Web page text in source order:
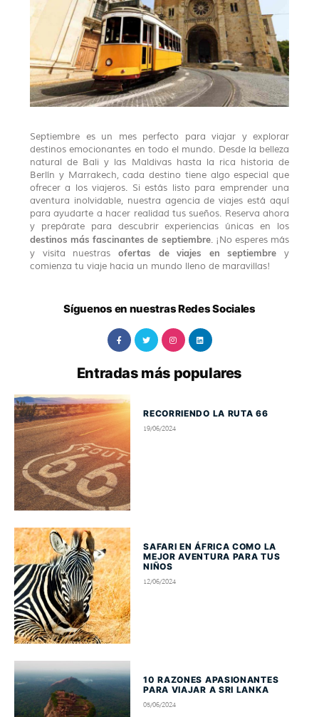
Septiembre es un mes perfecto para viajar y explorar
destinos emocionantes en todo el mundo. Desde la belleza
natural de Bali y las Maldivas hasta la rica historia de
Berlín y Marrakech, cada destino tiene algo especial que
ofrecer a los viajeros. Si estás listo para emprender una
aventura inolvidable, nuestra agencia de viajes está aquí
para ayudarte a hacer realidad tus sueños. Reserva ahora
y prepárate para descubrir experiencias únicas en los
destinos más fascinantes de septiembre. ¡No esperes más
y visita nuestras ofertas de viajes en septiembre y
comienza tu viaje hacia un mundo lleno de maravillas!
Síguenos en nuestras Redes Sociales
Entradas más populares
RECORRIENDO LA RUTA 66
19/06/2024
SAFARI EN ÁFRICA COMO LA
MEJOR AVENTURA PARA TUS
NIÑOS
12/06/2024
10 RAZONES APASIONANTES
PARA VIAJAR A SRI LANKA
05/06/2024